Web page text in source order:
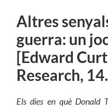
Altres
guerra: un
[Edward
Research,
Els dies en què Donald